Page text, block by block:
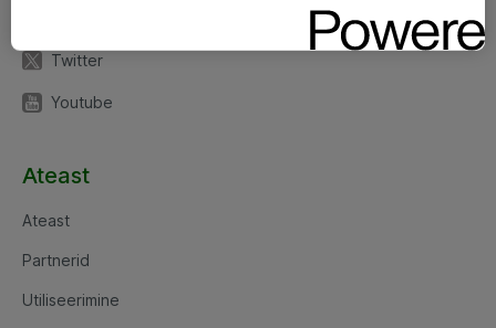
Twitter
Youtube
Ateast
Ateast
Partnerid
Utiliseerimine